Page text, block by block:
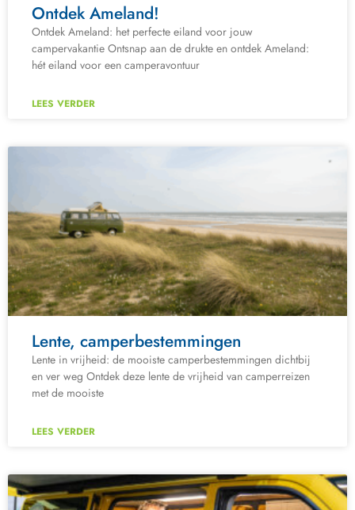
Ontdek Ameland!
Ontdek Ameland: het perfecte eiland voor jouw
campervakantie Ontsnap aan de drukte en ontdek Ameland:
hét eiland voor een camperavontuur
LEES VERDER
Lente, camperbestemmingen
Lente in vrijheid: de mooiste camperbestemmingen dichtbij
en ver weg Ontdek deze lente de vrijheid van camperreizen
met de mooiste
LEES VERDER